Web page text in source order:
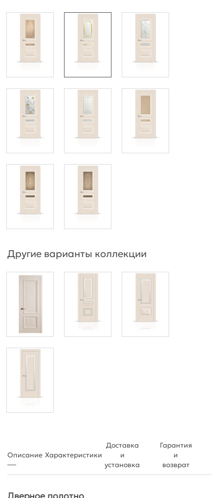
Другие варианты коллекции
Описание Характеристики
Доставка
и
установка
Гарантия
и
возврат
Дверное полотно